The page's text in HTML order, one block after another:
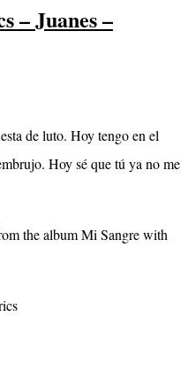
– Juanes –
de luto. Hoy tengo en el
Hoy sé que tú ya no me
the album Mi Sangre with